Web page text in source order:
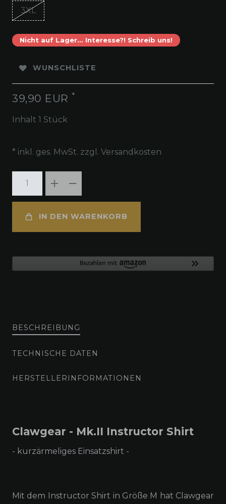
3XL
Nicht auf Lager... Interesse?! Schreib uns!
WUNSCHLISTE
39,90 EUR *
Inhalt 1 Stück
* inkl. ges. MwSt. zzgl. Versandkosten
IN DEN WARENKORB
BESCHREIBUNG
TECHNISCHE DATEN
HERSTELLERINFORMATIONEN
Clawgear - Mk.II Instructor Shirt
- kurzärmeliges Einsatzshirt -
Mit dem Instructor Shirt in Größe M hat Clawgear